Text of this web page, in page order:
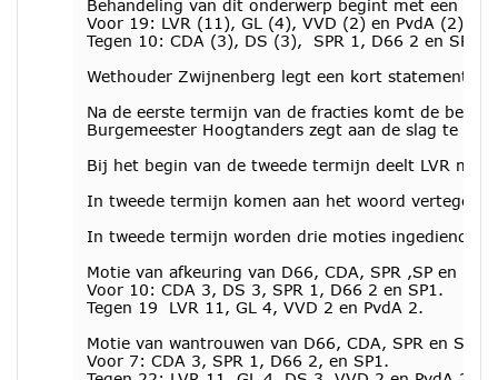
Behandeling van dit onderwerp begint met een
Voor 19: LVR (11), GL (4), VVD (2) en PvdA (2).
Tegen 10: CDA (3), DS (3), SPR 1, D66 2 en SP 1.
Wethouder Zwijnenberg legt een kort statement
Na de eerste termijn van de fracties komt de
Burgemeester Hoogtanders zegt aan de slag te
Bij het begin van de tweede termijn deelt LVR
In tweede termijn komen aan het woord
In tweede termijn worden drie moties ingediend.
Motie van afkeuring van D66, CDA, SPR ,SP en
Voor 10: CDA 3, DS 3, SPR 1, D66 2 en SP1.
Tegen 19 LVR 11, GL 4, VVD 2 en PvdA 2.
Motie van wantrouwen van D66, CDA, SPR en SP
Voor 7: CDA 3, SPR 1, D66 2, en SP1.